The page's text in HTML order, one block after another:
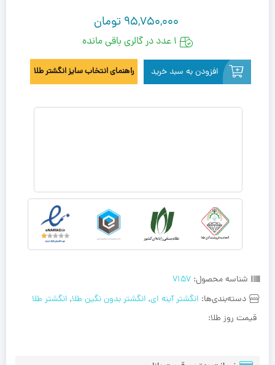
شناسه محصول: 7157
دسته‌بندی‌ها: انگشتر آینه ای, انگشتر بدون نگین طلا, انگشتر طلا
قیمت روز طلا:
95,750,000 تومان
1 عدد در گالری باقی مانده
افزودن به سبد خرید راهنمای انتخاب سایز انگشتر طلا